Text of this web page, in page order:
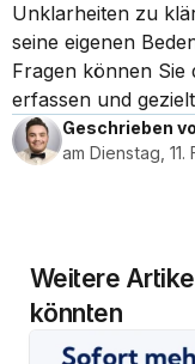
Unklarheiten zu
seine eigenen
Fragen können Sie
erfassen und
Geschrieben
am Dienstag,
Weitere
könnten